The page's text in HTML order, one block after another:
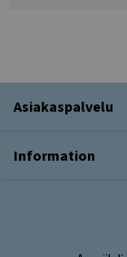
Asiakaspalvelu
Information